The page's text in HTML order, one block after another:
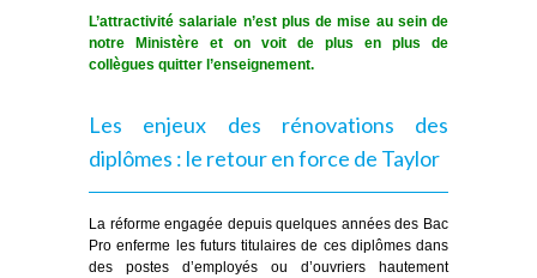
L’attractivité salariale n’est plus de mise au sein de
notre Ministère et on voit de plus en plus de
collègues quitter l’enseignement.
Les enjeux des rénovations des
diplômes : le retour en force de Taylor
La réforme engagée depuis quelques années des Bac
Pro enferme les futurs titulaires de ces diplômes dans
des postes d’employés ou d’ouvriers hautement